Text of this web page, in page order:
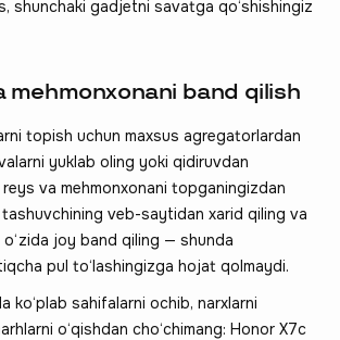
shunchaki gadjetni savatga qo‘shishingiz
mehmonxonani band qilish
topish uchun maxsus agregatorlardan
yuklab oling yoki qidiruvdan
va mehmonxonani topganingizdan
tashuvchining veb-saytidan xarid qiling va
o‘zida joy band qiling — shunda
pul to‘lashingizga hojat qolmaydi.
ko‘plab sahifalarni ochib, narxlarni
o‘qishdan cho‘chimang: Honor X7c